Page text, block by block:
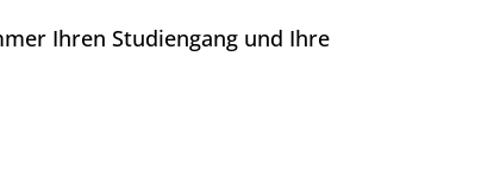
Ihren Studiengang und Ihre